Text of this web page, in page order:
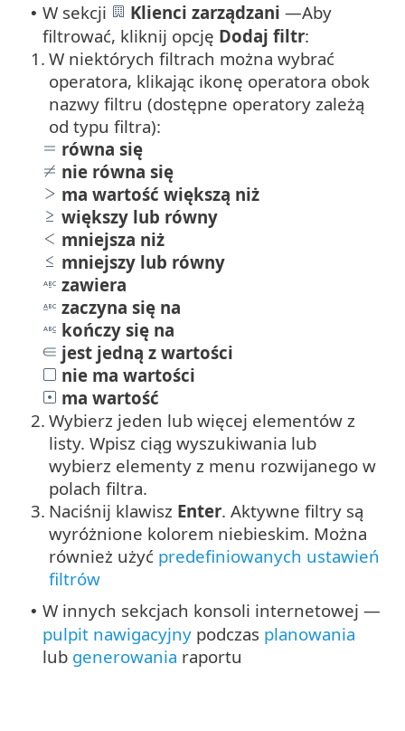
• W sekcji Klienci zarządzani —Aby
filtrować, kliknij opcję Dodaj filtr:
1. W niektórych filtrach można wybrać
operatora, klikając ikonę operatora obok
nazwy filtru (dostępne operatory zależą
od typu filtra):
równa się
nie równa się
ma wartość większą niż
większy lub równy
mniejsza niż
mniejszy lub równy
zawiera
zaczyna się na
kończy się na
jest jedną z wartości
nie ma wartości
ma wartość
2. Wybierz jeden lub więcej elementów z
listy. Wpisz ciąg wyszukiwania lub
wybierz elementy z menu rozwijanego w
polach filtra.
3. Naciśnij klawisz Enter. Aktywne filtry są
wyróżnione kolorem niebieskim. Można
również użyć predefiniowanych ustawień
filtrów
• W innych sekcjach konsoli internetowej —
pulpit nawigacyjny podczas planowania
lub generowania raportu